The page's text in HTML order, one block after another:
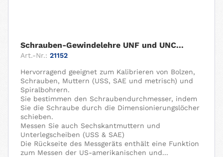
Schrauben-Gewindelehre UNF und UNC...
Art.-Nr.: 21152
Hervorragend geeignet zum Kalibrieren von Bolzen,
Schrauben, Muttern (USS, SAE und metrisch) und
Spiralbohrern.
Sie bestimmen den Schraubendurchmesser, indem
Sie die Schraube durch die Dimensionierungslöcher
schieben.
Messen Sie auch Sechskantmuttern und
Unterlegscheiben (USS & SAE)
Die Rückseite des Messgeräts enthält eine Funktion
zum Messen der US-amerikanischen und...